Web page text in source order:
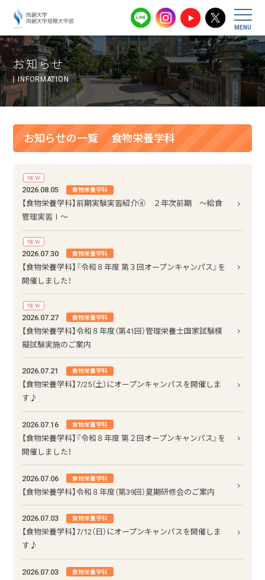
尚絅大学・尚
お知らせ
INFORMATION
お知らせの一覧 食物栄養学科
NEW
2026.08.05 食物栄養学科
【食物栄養学科】前期実験実習紹介④ ２年次前期 ～給食
管理実習Ⅰ～
NEW
2026.07.30 食物栄養学科
【食物栄養学科】『令和８年度 第３回オープンキャンパス』を
開催しました！
NEW
2026.07.27 食物栄養学科
【食物栄養学科】令和８年度（第41回）管理栄養士国家試験模
擬試験実施のご案内
2026.07.21 食物栄養学科
【食物栄養学科】7/25（土）にオープンキャンパスを開催しま
す♪
2026.07.16 食物栄養学科
【食物栄養学科】『令和８年度 第２回オープンキャンパス』を
開催しました！
2026.07.06 食物栄養学科
【食物栄養学科】令和８年度（第39回）夏期研修会のご案内
2026.07.03 食物栄養学科
【食物栄養学科】7/12（日）にオープンキャンパスを開催しま
す♪
2026.07.03 食物栄養学科